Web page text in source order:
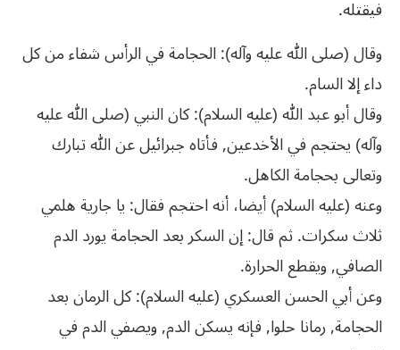
فيقتله.
وقال (صلى الله عليه وآله): الحجامة في الرأس شفاء من كل
داء إلا السام.
وقال أبو عبد الله (عليه السلام): كان النبي (صلى الله عليه
وآله) يحتجم في الأخدعين, فأتاه جبرائيل عن الله تبارك
وتعالى بحجامة الكاهل.
وعنه (عليه السلام) أيضا، أنه احتجم فقال: يا جارية هلمي
ثلاث سكرات. ثم قال: إن السكر بعد الحجامة يورد الدم
الصافي, ويقطع الحرارة.
وعن أبي الحسن العسكري (عليه السلام): كل الرمان بعد
الحجامة, رمانا حلوا, فإنه يسكن الدم, ويصفي الدم في